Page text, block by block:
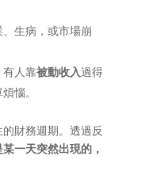
生病，或市場崩
人靠被動收入過得
惱。
財務週期。透過反
一天突然出現的，